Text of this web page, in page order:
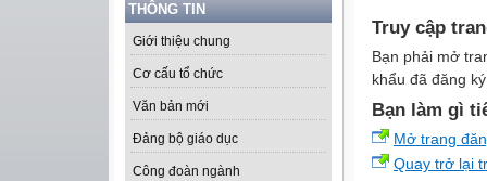
THÔNG TIN
Giới thiệu chung
Cơ cấu tổ chức
Văn bản mới
Đảng bộ giáo dục
Công đoàn ngành
Truy cập
Bạn phải mở
khẩu đã đăng
Bạn làm gì
Mở trang
Quay trở lại